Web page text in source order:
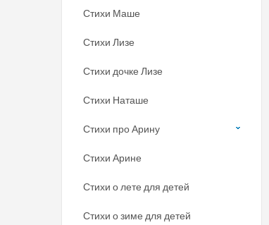
Стихи Маше
Стихи Лизе
Стихи дочке Лизе
Стихи Наташе
Стихи про Арину
Стихи Арине
Стихи о лете для детей
Стихи о зиме для детей